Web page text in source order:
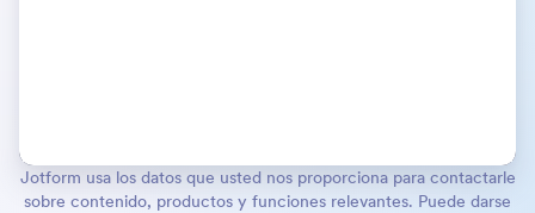
Jotform usa los datos que usted nos proporciona para contactarle
sobre contenido, productos y funciones relevantes. Puede darse